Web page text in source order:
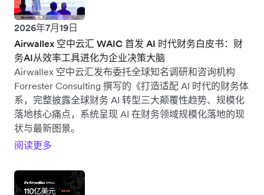
2026年7月19日
Airwallex 空中云汇 WAIC 首发 AI 时代财务白皮书：财
务AI从效率工具进化为企业决策大脑
Airwallex 空中云汇发布委托全球知名调研和咨询机构
Forrester Consulting 撰写的《打造适配 AI 时代的财务体
系，完整披露全球财务 AI 转型三大颠覆性趋势、规模化
落地核心痛点，系统呈现 AI 在财务领域规模化落地的现
状与最新图景。
阅读更多